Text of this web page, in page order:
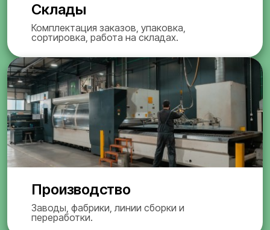
Склады
Комплектация заказов, упаковка,
сортировка, работа на складах.
Производство
Заводы, фабрики, линии сборки и
переработки.